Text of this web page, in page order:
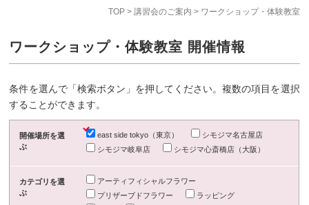
TOP> 講習会のご案内 > ワークショップ・体験教室
ワークショップ・体験教室 開催情報
条件を選んで「検索ボタン」を押してください。複数の項目を選択
することができます。
開催場所を選
ぶ
east side tokyo（東京）
シモジマ名古屋店
シモジマ岐阜店
シモジマ心斎橋店（大阪）
カテゴリを選
ぶ
アーティフィシャルフラワー
プリザーブドフラワー
ラッピング